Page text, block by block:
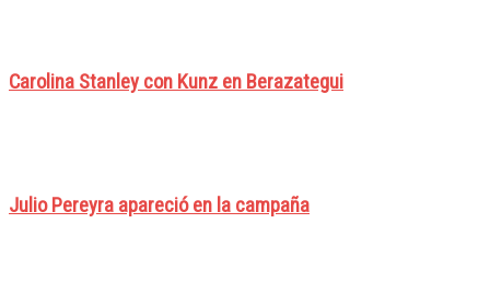
Carolina Stanley con Kunz en Berazategui
Julio Pereyra apareció en la campaña